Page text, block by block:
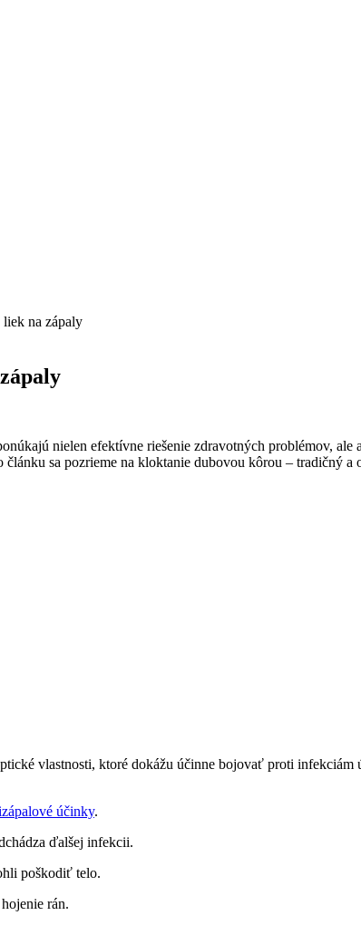
na zápaly
nielen efektívne riešenie zdravotných problémov,
článku sa pozrieme na kloktanie dubovou kôrou – tradičný
vlastnosti, ktoré dokážu účinne bojovať proti
účinky.
ďalšej infekcii.
poškodiť telo.
rán.